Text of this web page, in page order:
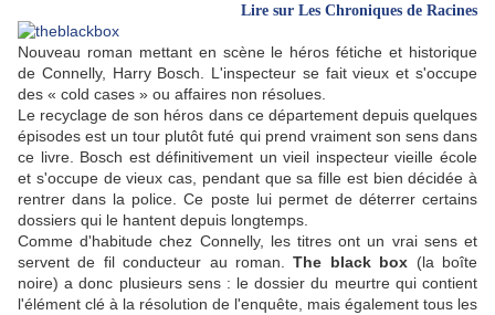
Lire sur Les Chroniques de Racines
Nouveau roman mettant en scène le héros fétiche et historique
de Connelly, Harry Bosch. L'inspecteur se fait vieux et s'occupe
des « cold cases » ou affaires non résolues.
Le recyclage de son héros dans ce département depuis quelques
épisodes est un tour plutôt futé qui prend vraiment son sens dans
ce livre. Bosch est définitivement un vieil inspecteur vieille école
et s'occupe de vieux cas, pendant que sa fille est bien décidée à
rentrer dans la police. Ce poste lui permet de déterrer certains
dossiers qui le hantent depuis longtemps.
Comme d'habitude chez Connelly, les titres ont un vrai sens et
servent de fil conducteur au roman.The black box (la boîte
noire) a donc plusieurs sens : le dossier du meurtre qui contient
l'élément clé à la résolution de l'enquête, mais également tous les